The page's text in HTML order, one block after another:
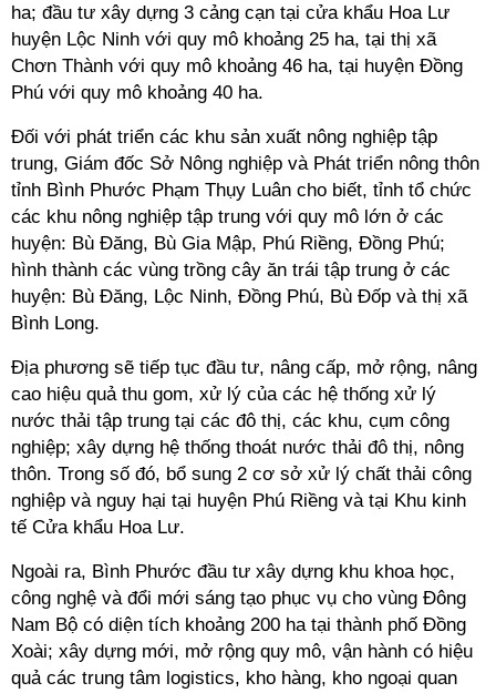
ha; đầu tư xây dựng 3 cảng cạn tại cửa khẩu Hoa Lư
huyện Lộc Ninh với quy mô khoảng 25 ha, tại thị xã
Chơn Thành với quy mô khoảng 46 ha, tại huyện Đồng
Phú với quy mô khoảng 40 ha.
Đối với phát triển các khu sản xuất nông nghiệp tập
trung, Giám đốc Sở Nông nghiệp và Phát triển nông thôn
tỉnh Bình Phước Phạm Thụy Luân cho biết, tỉnh tổ chức
các khu nông nghiệp tập trung với quy mô lớn ở các
huyện: Bù Đăng, Bù Gia Mập, Phú Riềng, Đồng Phú;
hình thành các vùng trồng cây ăn trái tập trung ở các
huyện: Bù Đăng, Lộc Ninh, Đồng Phú, Bù Đốp và thị xã
Bình Long.
Địa phương sẽ tiếp tục đầu tư, nâng cấp, mở rộng, nâng
cao hiệu quả thu gom, xử lý của các hệ thống xử lý
nước thải tập trung tại các đô thị, các khu, cụm công
nghiệp; xây dựng hệ thống thoát nước thải đô thị, nông
thôn. Trong số đó, bổ sung 2 cơ sở xử lý chất thải công
nghiệp và nguy hại tại huyện Phú Riềng và tại Khu kinh
tế Cửa khẩu Hoa Lư.
Ngoài ra, Bình Phước đầu tư xây dựng khu khoa học,
công nghệ và đổi mới sáng tạo phục vụ cho vùng Đông
Nam Bộ có diện tích khoảng 200 ha tại thành phố Đồng
Xoài; xây dựng mới, mở rộng quy mô, vận hành có hiệu
quả các trung tâm logistics, kho hàng, kho ngoại quan